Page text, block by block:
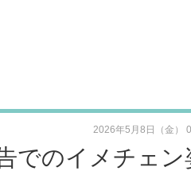
でのイメチェン
2026年5月8日（金）